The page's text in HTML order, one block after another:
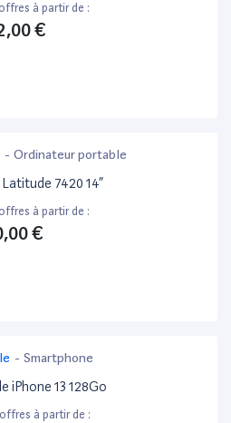
à partir de :
€
- Ordinateur portable
Latitude 7420 14”
à partir de :
€
- Smartphone
iPhone 13 128Go
à partir de :